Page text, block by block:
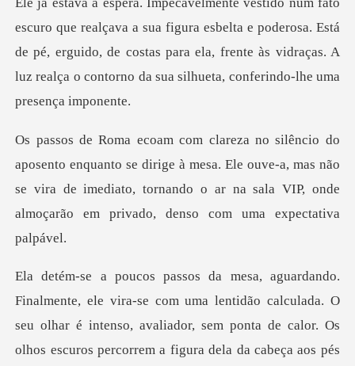
igura esbelta e poderosa. Está
de pé, erguido, de costas para ela, frente às vidraç
dirige à mesa. Ele ouve-a, mas não
se vira de imediato, tornando o ar na
alor. Os
olhos escuros percorrem a figura dela da cabeça aos pés